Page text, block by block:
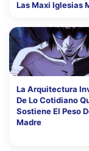
Las Maxi Iglesias
La Arquitectura
De Lo Cotidiano
Sostiene El Peso
Madre